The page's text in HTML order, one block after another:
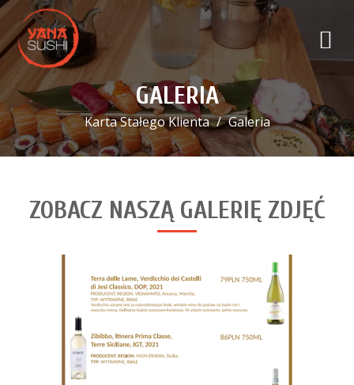
GALERIA
Karta Stałego Klienta Galeria
ZOBACZ NASZĄ GALERIĘ ZDJĘĆ